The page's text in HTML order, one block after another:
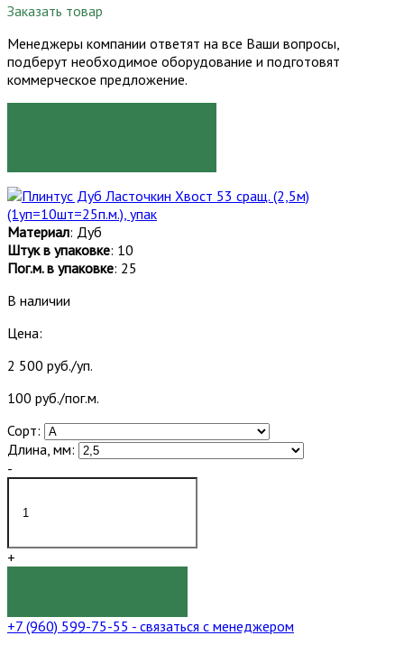
Заказать товар
Менеджеры компании ответят на все Ваши вопросы,
подберут необходимое оборудование и подготовят
коммерческое предложение.
Материал: Дуб
Штук в упаковке: 10
Пог.м. в упаковке: 25
В наличии
Цена:
2 500 руб./уп.
100 руб./пог.м.
Сорт:
Длина, мм:
-
+
+7 (960) 599-75-55 - связаться с менеджером